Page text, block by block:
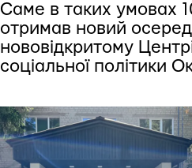
Саме в таких умовах
отримав новий
нововідкритому
соціальної політики